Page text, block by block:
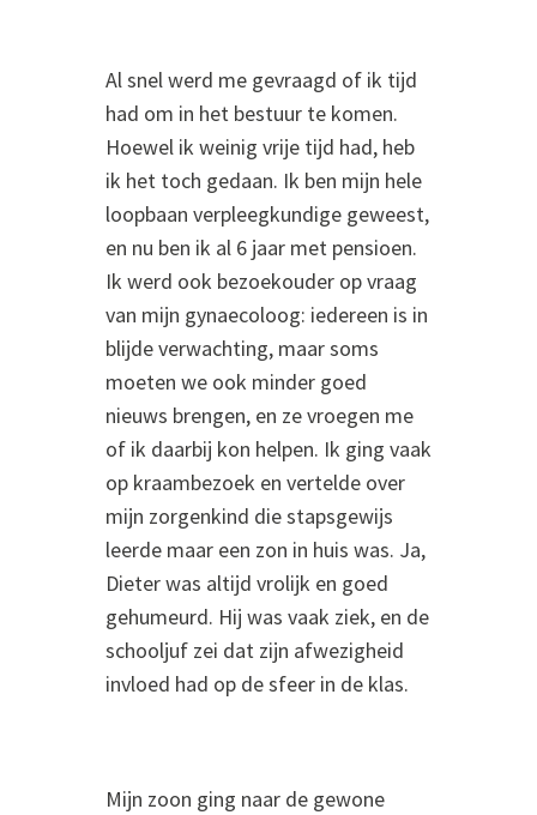
Al snel werd me gevraagd of ik tijd
had om in het bestuur te komen.
Hoewel ik weinig vrije tijd had, heb
ik het toch gedaan. Ik ben mijn hele
loopbaan verpleegkundige geweest,
en nu ben ik al 6 jaar met pensioen.
Ik werd ook bezoekouder op vraag
van mijn gynaecoloog: iedereen is in
blijde verwachting, maar soms
moeten we ook minder goed
nieuws brengen, en ze vroegen me
of ik daarbij kon helpen. Ik ging vaak
op kraambezoek en vertelde over
mijn zorgenkind die stapsgewijs
leerde maar een zon in huis was. Ja,
Dieter was altijd vrolijk en goed
gehumeurd. Hij was vaak ziek, en de
schooljuf zei dat zijn afwezigheid
invloed had op de sfeer in de klas.
Mijn zoon ging naar de gewone